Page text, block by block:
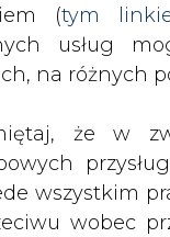
usług
na różnych
wszystkim
wobec
przez nas
się
złożyła
na ten
zostanie